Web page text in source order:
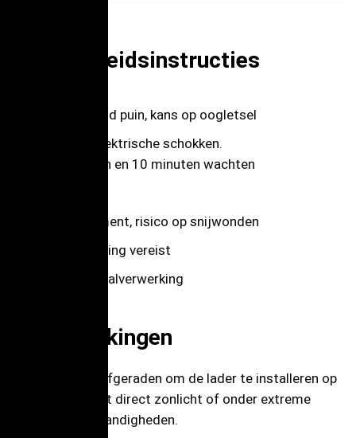
2. Veiligheidsinstructies
Rondvliegend puin, kans op oogletsel
Risico op elektrische schokken.
Ontkoppelen en 10 minuten wachten
Scherp element, risico op snijwonden
Aardverbinding vereist
Speciale afvalverwerking
3. Opmerkingen
Het wordt afgeraden om de lader te installeren op
een plek met direct zonlicht of onder extreme
weersomstandigheden.